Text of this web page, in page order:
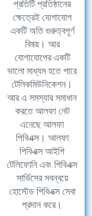
প্রতিটি প্রতিষ্ঠানের
ক্ষেত্রেই যোগাযোগ
একটি অতি গুরুত্বপূর্ণ
বিষয়। আর
যোগাযোগের একটি
ভালো মাধ্যম হতে পারে
টেলিকমিউনিকেশন।
আর এ সমস্যার সমাধান
করতে আলফা নেট
এনেছে আলফা
পিবিএক্স। আলফা
পিবিএক্স আইপি
টেলিফোনি এবং পিবিএক্স
সার্ভিসের সবন্বয়ে
হোস্টেড পিবিএক্স সেবা
প্রদান করে।